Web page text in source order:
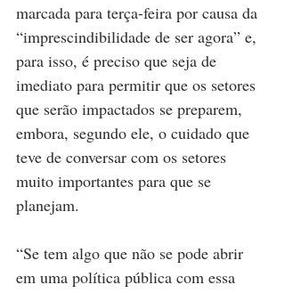
marcada para terça-feira por causa da
“imprescindibilidade de ser agora” e,
para isso, é preciso que seja de
imediato para permitir que os setores
que serão impactados se preparem,
embora, segundo ele, o cuidado que
teve de conversar com os setores
muito importantes para que se
planejam.
“Se tem algo que não se pode abrir
em uma política pública com essa